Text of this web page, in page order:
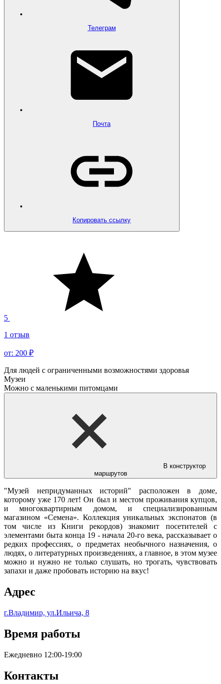
Телеграм
Почта
Копировать ссылку
5
1 отзыв
от: 200 ₽
Для людей с ограниченными возможностями здоровья
Музеи
Можно с маленькими питомцами
В конструктор
маршрутов
"Музей непридуманных историй" расположен в доме,
которому уже 170 лет! Он был и местом проживания купцов,
и многоквартирным домом, и специализированным
магазином «Семена». Коллекция уникальных экспонатов (в
том числе из Книги рекордов) знакомит посетителей с
элементами быта конца 19 - начала 20-го века, рассказывает о
редких профессиях, о предметах необычного назначения, о
людях, о литературных произведениях, а главное, в этом музее
можно и нужно не только слушать, но трогать, чувствовать
запахи и даже пробовать историю на вкус!
Адрес
г.Владимир, ул.Ильича, 8
Время работы
Ежедневно 12:00-19:00
Контакты